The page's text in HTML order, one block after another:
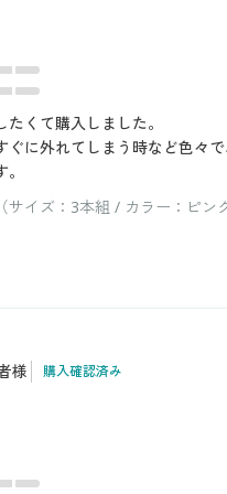
くて購入しました。
ぐに外れてしまう時など色々
サイズ：3本組 / カラー：ピンク
様 購入確認済み